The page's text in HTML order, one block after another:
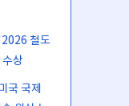
철도
수상
국 국제